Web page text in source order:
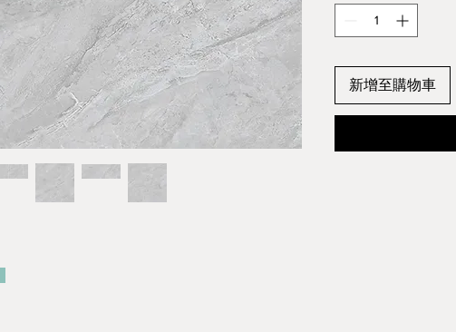
新增至購物車